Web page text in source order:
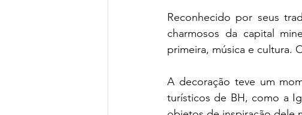
Reconhecido por seus
charmosos da capital
primeira, música e cultura.
A decoração teve um
turísticos de BH, como a